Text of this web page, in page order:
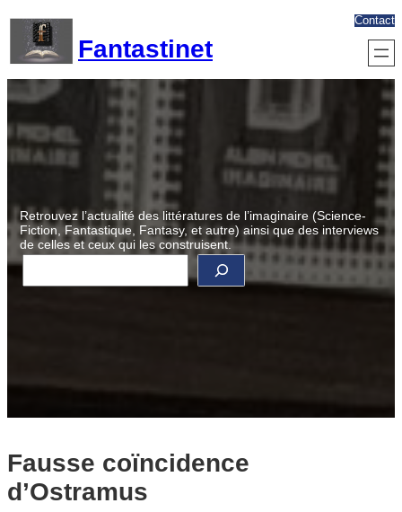
contenu
Fantastinet
Contact
Retrouvez l’actualité des littératures de l’imaginaire (Science-
Fiction, Fantastique, Fantasy, et autre) ainsi que des interviews
de celles et ceux qui les construisent.
R
c
r
Fausse coïncidence
d’Ostramus